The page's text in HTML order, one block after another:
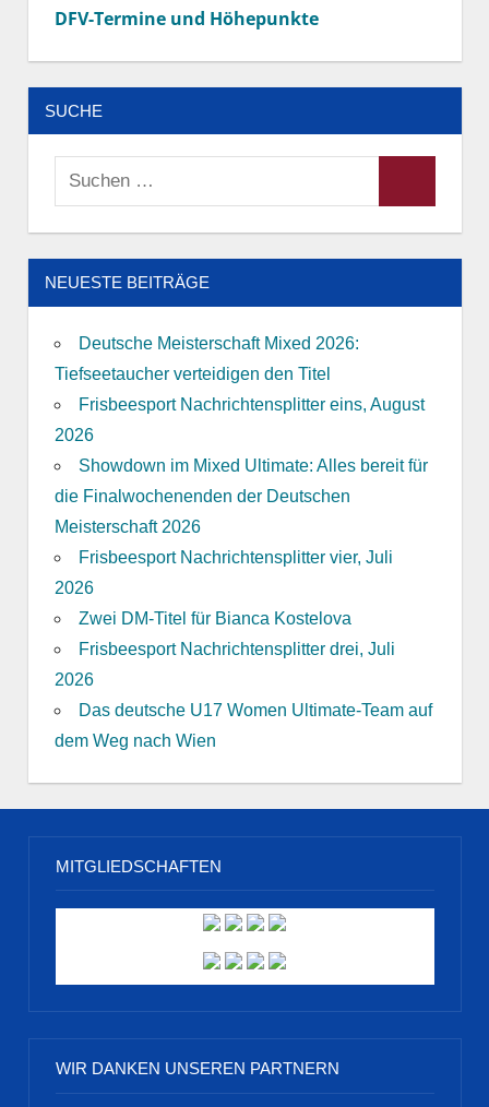
DFV-Termine und Höhepunkte
SUCHE
Suchen
NEUESTE BEITRÄGE
Deutsche Meisterschaft Mixed 2026:
Tiefseetaucher verteidigen den Titel
Frisbeesport Nachrichtensplitter eins, August
2026
Showdown im Mixed Ultimate: Alles bereit für
die Finalwochenenden der Deutschen
Meisterschaft 2026
Frisbeesport Nachrichtensplitter vier, Juli
2026
Zwei DM-Titel für Bianca Kostelova
Frisbeesport Nachrichtensplitter drei, Juli
2026
Das deutsche U17 Women Ultimate-Team auf
dem Weg nach Wien
MITGLIEDSCHAFTEN
WIR DANKEN UNSEREN PARTNERN